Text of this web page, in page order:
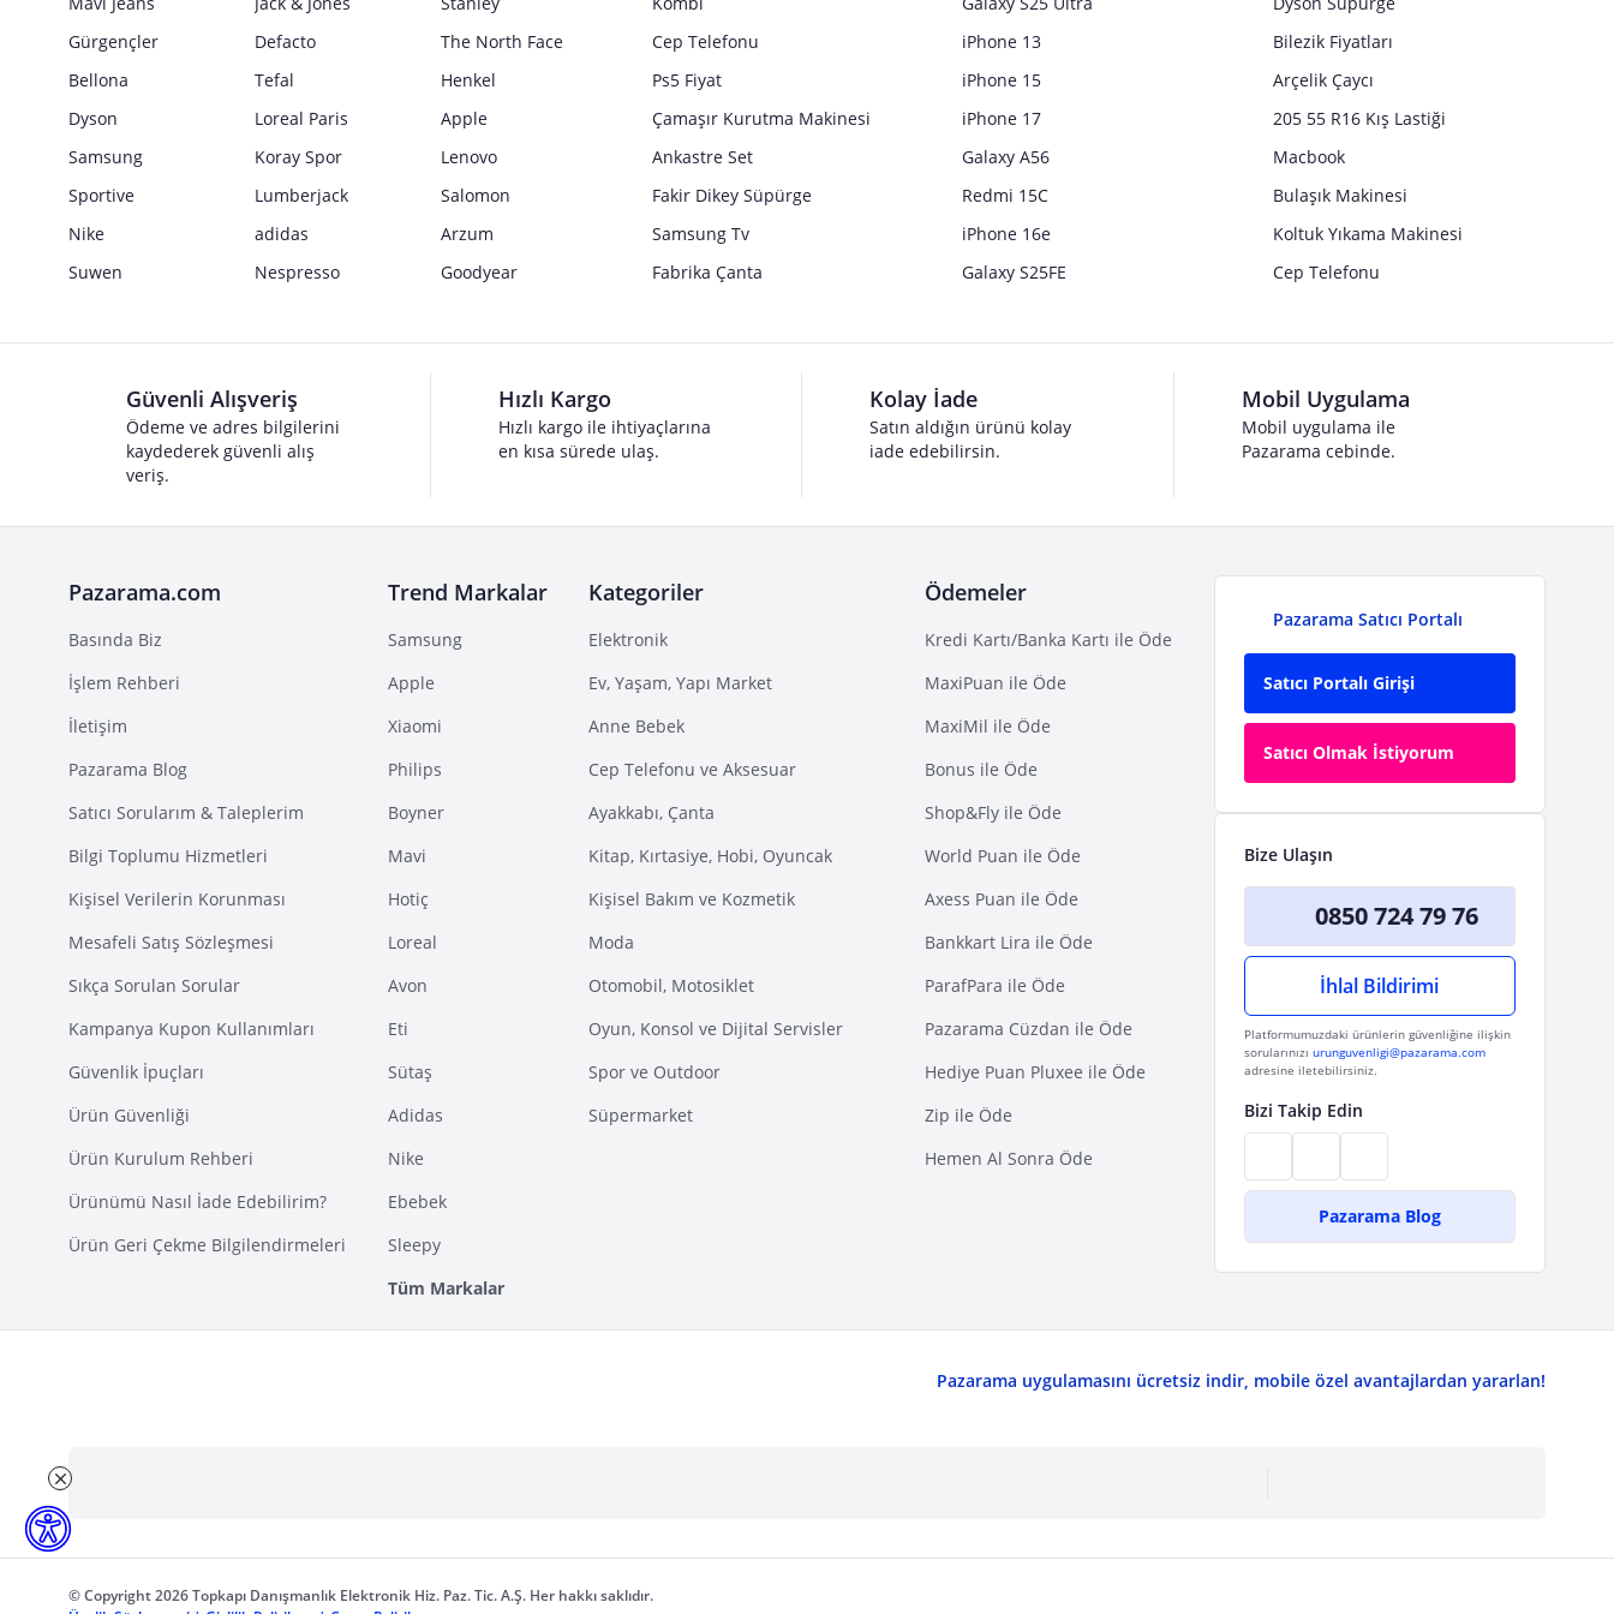
Gürgençler
Defacto
The North Face
Bellona
Tefal
Henkel
Dyson
Loreal Paris
Apple
Samsung
Koray Spor
Lenovo
Sportive
Lumberjack
Salomon
Nike
adidas
Arzum
Suwen
Nespresso Goodyear
Cep Telefonu
Ps5 Fiyat
Çamaşır Kurutma Makinesi
Ankastre Set
Fakir Dikey Süpürge
Samsung Tv
Fabrika Çanta
iPhone 13
iPhone 15
iPhone 17
Galaxy A56
Redmi 15C
iPhone 16e
Galaxy S25FE
Bilezik Fiyatları
Arçelik Çaycı
205 55 R16 Kış Lastiği
Macbook
Bulaşık Makinesi
Koltuk Yıkama Makinesi
Cep Telefonu
Güvenli Alışveriş
Ödeme ve adres bilgilerini
kaydederek güvenli alış
veriş.
Hızlı Kargo
Hızlı kargo ile ihtiyaçlarına
en kısa sürede ulaş.
Kolay İade
Satın aldığın ürünü kolay
iade edebilirsin.
Mobil Uygulama
Mobil uygulama ile
Pazarama cebinde.
Pazarama.com
Basında Biz
İşlem Rehberi
İletişim
Pazarama Blog
Satıcı Sorularım & Taleplerim
Bilgi Toplumu Hizmetleri
Kişisel Verilerin Korunması
Mesafeli Satış Sözleşmesi
Sıkça Sorulan Sorular
Kampanya Kupon Kullanımları
Güvenlik İpuçları
Ürün Güvenliği
Ürün Kurulum Rehberi
Ürünümü Nasıl İade Edebilirim?
Ürün Geri Çekme Bilgilendirmeleri
Trend Markalar
Samsung
Apple
Xiaomi
Philips
Boyner
Mavi
Hotiç
Loreal
Avon
Eti
Sütaş
Adidas
Nike
Ebebek
Sleepy
Tüm Markalar
Kategoriler
Elektronik
Ev, Yaşam, Yapı Market
Anne Bebek
Cep Telefonu ve Aksesuar
Ayakkabı, Çanta
Kitap, Kırtasiye, Hobi, Oyuncak
Kişisel Bakım ve Kozmetik
Moda
Otomobil, Motosiklet
Oyun, Konsol ve Dijital Servisler
Spor ve Outdoor
Süpermarket
Ödemeler
Kredi Kartı/Banka Kartı ile Öde
MaxiPuan ile Öde
MaxiMil ile Öde
Bonus ile Öde
Shop&Fly ile Öde
World Puan ile Öde
Axess Puan ile Öde
Bankkart Lira ile Öde
ParafPara ile Öde
Pazarama Cüzdan ile Öde
Hediye Puan Pluxee ile Öde
Zip ile Öde
Hemen Al Sonra Öde
Pazarama Satıcı Portalı
Satıcı Portalı Girişi
Satıcı Olmak İstiyorum
Bize Ulaşın
0850 724 79 76
İhlal Bildirimi
Platformumuzdaki ürünlerin güvenliğine ilişkin
sorularınızı urunguvenligi@pazarama.com
adresine iletebilirsiniz.
Bizi Takip Edin
Pazarama Blog
Pazarama uygulamasını ücretsiz indir, mobile özel avantajlardan yararlan!
© Copyright 2026 Topkapı Danışmanlık Elektronik Hiz. Paz. Tic. A.Ş. Her hakkı saklıdır.